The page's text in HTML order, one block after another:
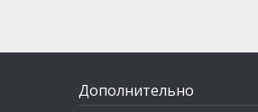
Дополнительно